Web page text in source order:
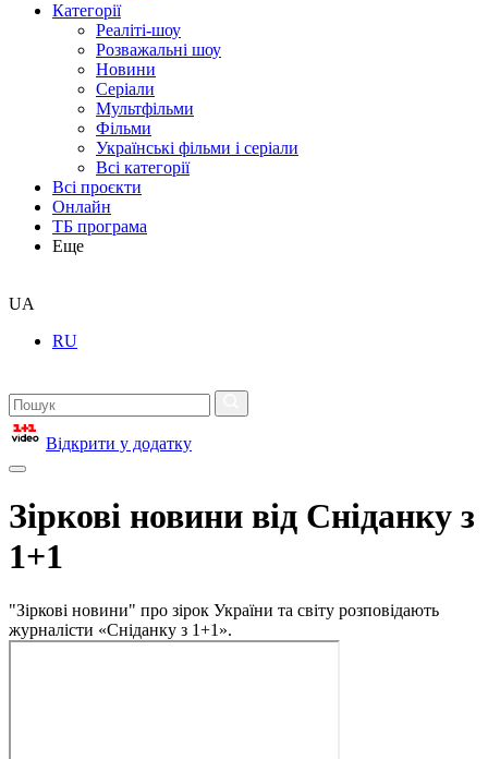
Категорії
Реаліті-шоу
Розважальні шоу
Новини
Серіали
Мультфільми
Фільми
Українські фільми і серіали
Всі категорії
Всі проєкти
Онлайн
ТБ програма
Еще
UA
RU
Відкрити у додатку
Зіркові новини від Сніданку з
1+1
"Зіркові новини" про зірок України та світу розповідають
журналісти «Сніданку з 1+1».